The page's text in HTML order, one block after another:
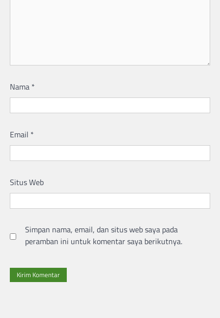
Nama *
Email *
Situs Web
Simpan nama, email, dan situs web saya pada
peramban ini untuk komentar saya berikutnya.